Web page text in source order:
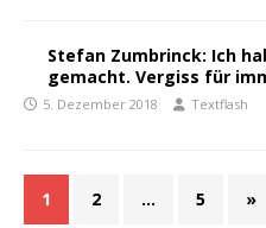
Stefan Zumbrinck: Ich
gemacht. Vergiss für
5. Dezember 2018 Textflash
1 2 … 5 »